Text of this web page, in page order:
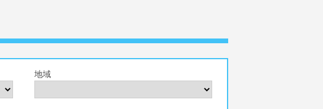
地域